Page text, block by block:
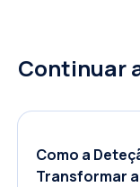
Continuar
Como a
Transformar